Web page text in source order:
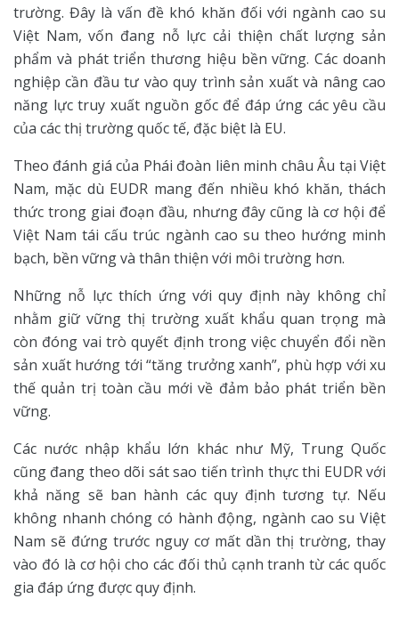
trường. Đây là vấn đề khó khăn đối với ngành cao su
Việt Nam, vốn đang nỗ lực cải thiện chất lượng sản
phẩm và phát triển thương hiệu bền vững. Các doanh
nghiệp cần đầu tư vào quy trình sản xuất và nâng cao
năng lực truy xuất nguồn gốc để đáp ứng các yêu cầu
của các thị trường quốc tế, đặc biệt là EU.
Theo đánh giá của Phái đoàn liên minh châu Âu tại Việt
Nam, mặc dù EUDR mang đến nhiều khó khăn, thách
thức trong giai đoạn đầu, nhưng đây cũng là cơ hội để
Việt Nam tái cấu trúc ngành cao su theo hướng minh
bạch, bền vững và thân thiện với môi trường hơn.
Những nỗ lực thích ứng với quy định này không chỉ
nhằm giữ vững thị trường xuất khẩu quan trọng mà
còn đóng vai trò quyết định trong việc chuyển đổi nền
sản xuất hướng tới “tăng trưởng xanh”, phù hợp với xu
thế quản trị toàn cầu mới về đảm bảo phát triển bền
vững.
Các nước nhập khẩu lớn khác như Mỹ, Trung Quốc
cũng đang theo dõi sát sao tiến trình thực thi EUDR với
khả năng sẽ ban hành các quy định tương tự. Nếu
không nhanh chóng có hành động, ngành cao su Việt
Nam sẽ đứng trước nguy cơ mất dần thị trường, thay
vào đó là cơ hội cho các đối thủ cạnh tranh từ các quốc
gia đáp ứng được quy định.